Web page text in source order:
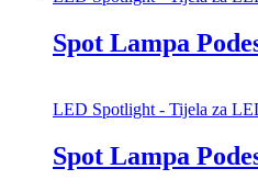
Spot Lampa
LED Spotlight - Tijela za
Spot Lampa